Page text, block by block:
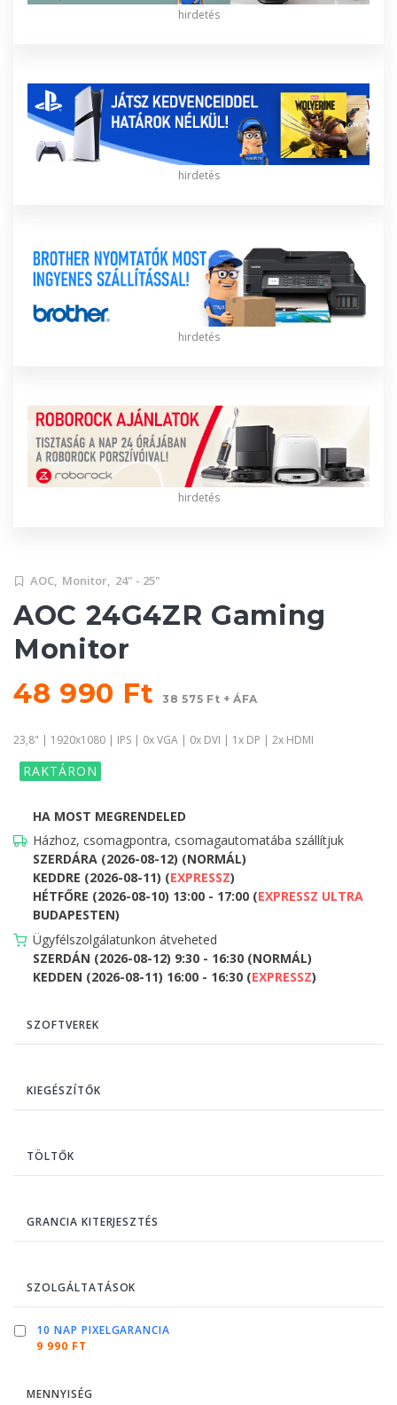
hirdetés
hirdetés
hirdetés
hirdetés
AOC, Monitor, 24" - 25"
AOC 24G4ZR Gaming
Monitor
48 990 Ft
38 575 Ft + ÁFA
23,8" | 1920x1080 | IPS | 0x VGA | 0x DVI | 1x DP | 2x HDMI
RAKTÁRON
HA MOST MEGRENDELED
Házhoz, csomagpontra, csomagautomatába szállítjuk
SZERDÁRA (2026-08-12) (NORMÁL)
KEDDRE (2026-08-11) (EXPRESSZ)
HÉTFŐRE (2026-08-10) 13:00 - 17:00 (EXPRESSZ ULTRA
BUDAPESTEN)
Ügyfélszolgálatunkon átveheted
SZERDÁN (2026-08-12) 9:30 - 16:30 (NORMÁL)
KEDDEN (2026-08-11) 16:00 - 16:30 (EXPRESSZ)
SZOFTVEREK
KIEGÉSZÍTŐK
TÖLTŐK
GRANCIA KITERJESZTÉS
SZOLGÁLTATÁSOK
10 NAP PIXELGARANCIA
9 990 FT
MENNYISÉG